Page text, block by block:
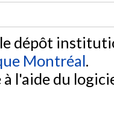
dépôt
Montréal.
à l'aide du